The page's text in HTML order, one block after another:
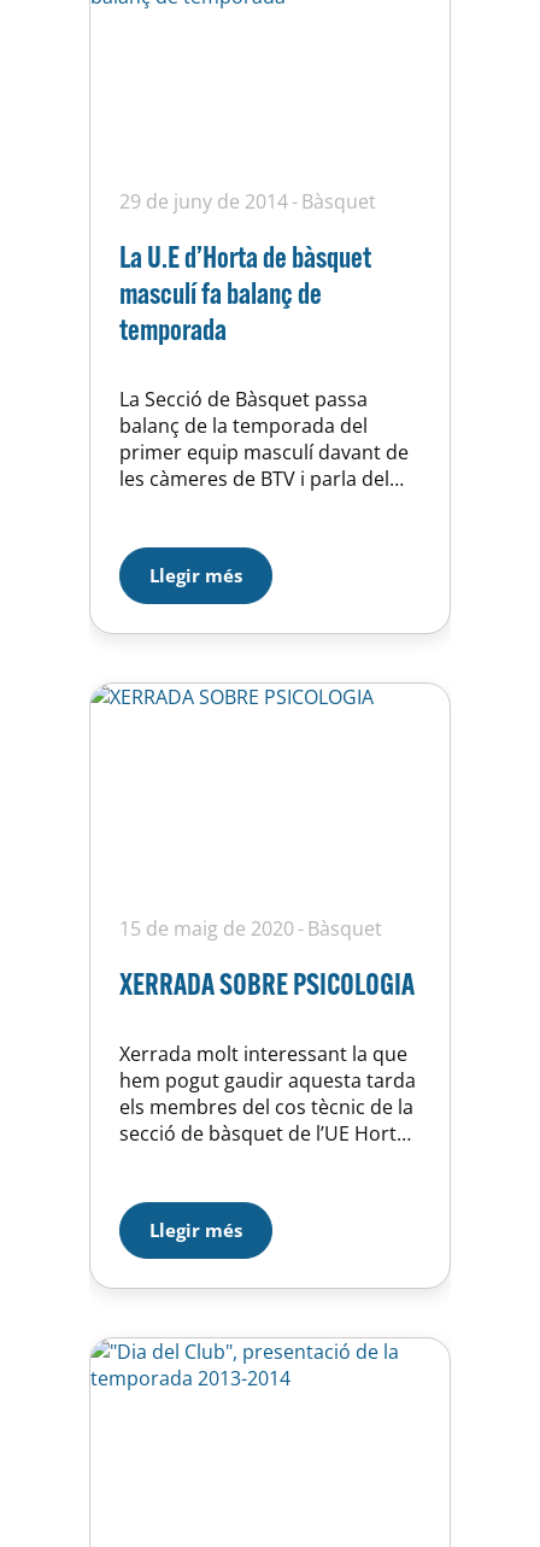
29 de juny de 2014 Bàsquet
La U.E d’Horta de bàsquet
masculí fa balanç de
temporada
La Secció de Bàsquet passa
balanç de la temporada del
primer equip masculí davant de
les càmeres de BTV i parla del
un equip amb garanties per
competir a Primera Catalana.
Aquí trobareu l’enllaç a la noticia
publicada per BTV
Llegir més
15 de maig de 2020 Bàsquet
XERRADA SOBRE PSICOLOGIA
Xerrada molt interessant la que
hem pogut gaudir aquesta tarda
els membres del cos tècnic de la
secció de bàsquet de l’UE Horta.
important de l’esport en general,
com és la psicologia. L’Ana
(responsable de la tutoria y
psicologia del FCB) i el Quique
Llegir més